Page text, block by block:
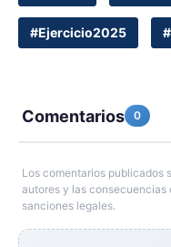
#Ejercicio2025
Comentarios 0
Los comentarios publicados
autores y las consecuencias
sanciones legales.